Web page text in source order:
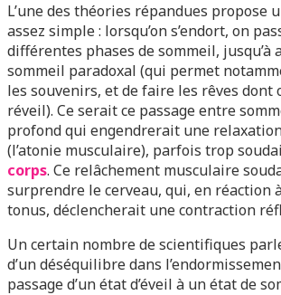
L’une des théories répandues propose
assez simple : lorsqu’on s’endort, on
différentes phases de sommeil, jusqu’à
sommeil paradoxal (qui permet
les souvenirs, et de faire les rêves dont
réveil). Ce serait ce passage entre
profond qui engendrerait une
(l’atonie musculaire), parfois trop
corps. Ce relâchement musculaire
surprendre le cerveau, qui, en réaction
tonus, déclencherait une contraction
Un certain nombre de scientifiques
d’un déséquilibre dans
passage d’un état d’éveil à un état de